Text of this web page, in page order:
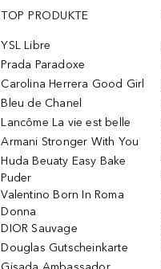
TOP PRODUKTE
YSL Libre
Prada Paradoxe
Carolina Herrera Good Girl
Bleu de Chanel
Lancôme La vie est belle
Armani Stronger With You
Huda Beuaty Easy Bake
Puder
Valentino Born In Roma
Donna
DIOR Sauvage
Douglas Gutscheinkarte